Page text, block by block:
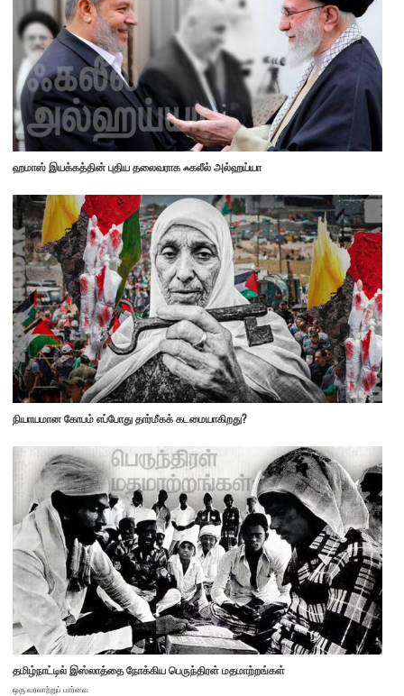
ஹமாஸ் இயக்கத்தின் புதிய தலைவராக ஃகலீல் அல்ஹய்யா
நியாயமான கோபம் எப்போது தார்மீகக் கடமையாகிறது?
தமிழ்நாட்டில் இஸ்லாத்தை நோக்கிய பெருந்திரள் மதமாற்றங்கள்
ஒரு வரலாற்றுப் பார்வை